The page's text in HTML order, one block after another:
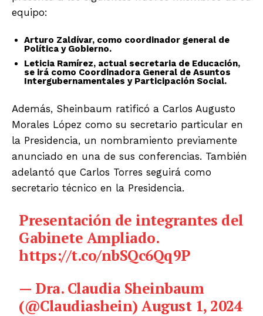
equipo:
Arturo Zaldívar, como coordinador general de
Política y Gobierno.
Leticia Ramírez, actual secretaria de Educación,
se irá como Coordinadora General de Asuntos
Intergubernamentales y Participación Social.
Además, Sheinbaum ratificó a Carlos Augusto
Morales López como su secretario particular en
la Presidencia, un nombramiento previamente
anunciado en una de sus conferencias. También
adelantó que Carlos Torres seguirá como
secretario técnico en la Presidencia.
Presentación de integrantes del
Gabinete Ampliado.
https://t.co/nbSQc6Qq9P
— Dra. Claudia Sheinbaum
(@Claudiashein)August 1, 2024